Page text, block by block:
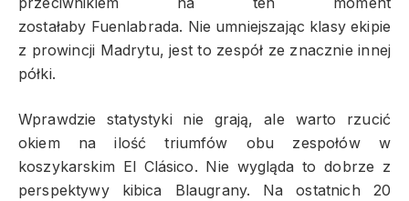
zostałaby Fuenlabrada. Nie umniejszając klasy ekipie
z prowincji Madrytu, jest to zespół ze znacznie innej
półki.
Wprawdzie statystyki nie grają, ale warto rzucić
okiem na ilość triumfów obu zespołów w
koszykarskim El Clásico. Nie wygląda to dobrze z
perspektywy kibica Blaugrany. Na ostatnich 20